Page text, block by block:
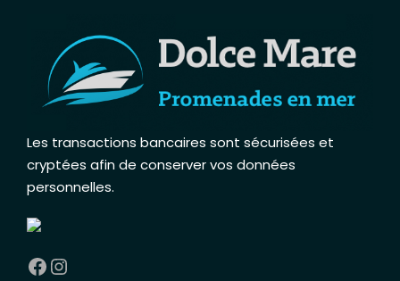
Les transactions bancaires sont sécurisées et
cryptées afin de conserver vos données
personnelles.
Facebook Instagram